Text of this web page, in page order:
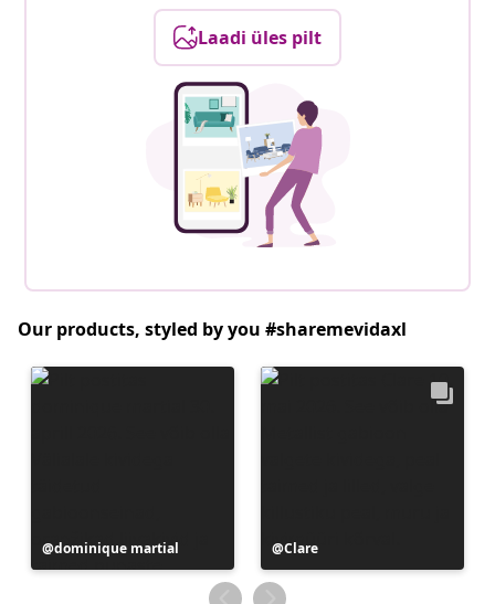
Laadi üles pilt
Our products, styled by you #sharemevidaxl
Postitus
avaldatud
dominique martial
Postitus
avaldatud
Clare